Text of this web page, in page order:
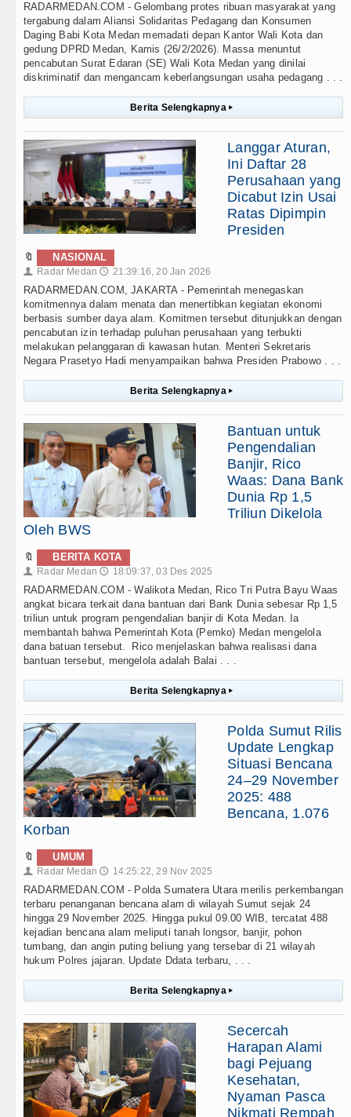
RADARMEDAN.COM - Gelombang protes ribuan masyarakat yang
tergabung dalam Aliansi Solidaritas Pedagang dan Konsumen
Daging Babi Kota Medan memadati depan Kantor Wali Kota dan
gedung DPRD Medan, Kamis (26/2/2026). Massa menuntut
pencabutan Surat Edaran (SE) Wali Kota Medan yang dinilai
diskriminatif dan mengancam keberlangsungan usaha pedagang . . .
Berita Selengkapnya ▸
Langgar Aturan,
Ini Daftar 28
Perusahaan yang
Dicabut Izin Usai
Ratas Dipimpin
Presiden
🔖 NASIONAL
👤 Radar Medan 🕔 21:39:16, 20 Jan 2026
RADARMEDAN.COM, JAKARTA - Pemerintah menegaskan
komitmennya dalam menata dan menertibkan kegiatan ekonomi
berbasis sumber daya alam. Komitmen tersebut ditunjukkan dengan
pencabutan izin terhadap puluhan perusahaan yang terbukti
melakukan pelanggaran di kawasan hutan. Menteri Sekretaris
Negara Prasetyo Hadi menyampaikan bahwa Presiden Prabowo . . .
Berita Selengkapnya ▸
Bantuan untuk
Pengendalian
Banjir, Rico
Waas: Dana Bank
Dunia Rp 1,5
Triliun Dikelola
Oleh BWS
🔖 BERITA KOTA
👤 Radar Medan 🕔 18:09:37, 03 Des 2025
RADARMEDAN.COM - Walikota Medan, Rico Tri Putra Bayu Waas
angkat bicara terkait dana bantuan dari Bank Dunia sebesar Rp 1,5
triliun untuk program pengendalian banjir di Kota Medan. Ia
membantah bahwa Pemerintah Kota (Pemko) Medan mengelola
dana batuan tersebut. Rico menjelaskan bahwa realisasi dana
bantuan tersebut, mengelola adalah Balai . . .
Berita Selengkapnya ▸
Polda Sumut Rilis
Update Lengkap
Situasi Bencana
24–29 November
2025: 488
Bencana, 1.076
Korban
🔖 UMUM
👤 Radar Medan 🕔 14:25:22, 29 Nov 2025
RADARMEDAN.COM - Polda Sumatera Utara merilis perkembangan
terbaru penanganan bencana alam di wilayah Sumut sejak 24
hingga 29 November 2025. Hingga pukul 09.00 WIB, tercatat 488
kejadian bencana alam meliputi tanah longsor, banjir, pohon
tumbang, dan angin puting beliung yang tersebar di 21 wilayah
hukum Polres jajaran. Update Ddata terbaru, . . .
Berita Selengkapnya ▸
Secercah
Harapan Alami
bagi Pejuang
Kesehatan,
Nyaman Pasca
Nikmati Rempah